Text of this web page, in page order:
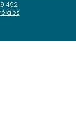
492